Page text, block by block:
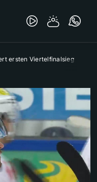
ersten Viertelfinalsieg